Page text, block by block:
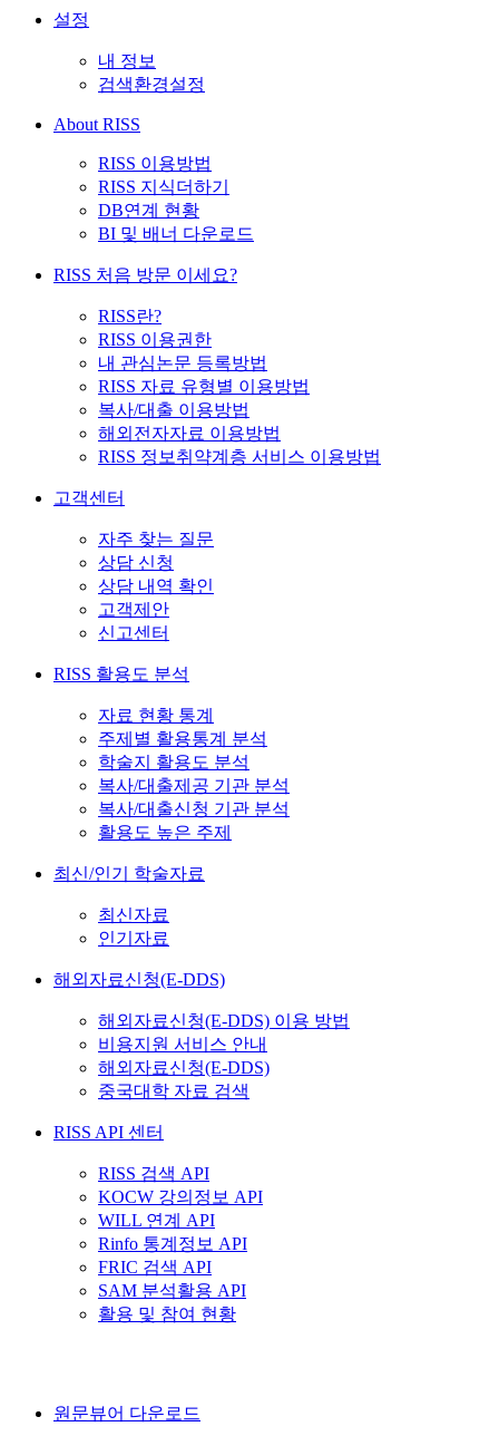
설정
내 정보
검색환경설정
About RISS
RISS 이용방법
RISS 지식더하기
DB연계 현황
BI 및 배너 다운로드
RISS 처음 방문 이세요?
RISS란?
RISS 이용권한
내 관심논문 등록방법
RISS 자료 유형별 이용방법
복사/대출 이용방법
해외전자자료 이용방법
RISS 정보취약계층 서비스 이용방법
고객센터
자주 찾는 질문
상담 신청
상담 내역 확인
고객제안
신고센터
RISS 활용도 분석
자료 현황 통계
주제별 활용통계 분석
학술지 활용도 분석
복사/대출제공 기관 분석
복사/대출신청 기관 분석
활용도 높은 주제
최신/인기 학술자료
최신자료
인기자료
해외자료신청(E-DDS)
해외자료신청(E-DDS) 이용 방법
비용지원 서비스 안내
해외자료신청(E-DDS)
중국대학 자료 검색
RISS API 센터
RISS 검색 API
KOCW 강의정보 API
WILL 연계 API
Rinfo 통계정보 API
FRIC 검색 API
SAM 분석활용 API
활용 및 참여 현황
원문뷰어 다운로드